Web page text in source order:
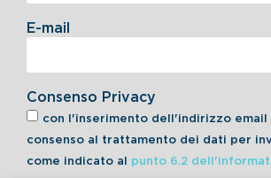
Consenso Privacy
con l'inserimento dell'indirizzo email
consenso al trattamento dei dati per
come indicato al punto 6.2
E-mail